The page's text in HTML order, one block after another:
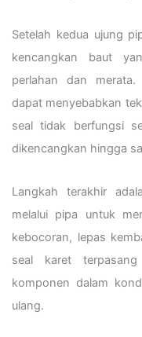
Setelah kedua ujung
kencangkan baut
perlahan dan
dapat menyebabkan
seal tidak berfungsi
dikencangkan hingga
Langkah terakhir
melalui pipa untuk
kebocoran, lepas
seal karet
komponen dalam
ulang.